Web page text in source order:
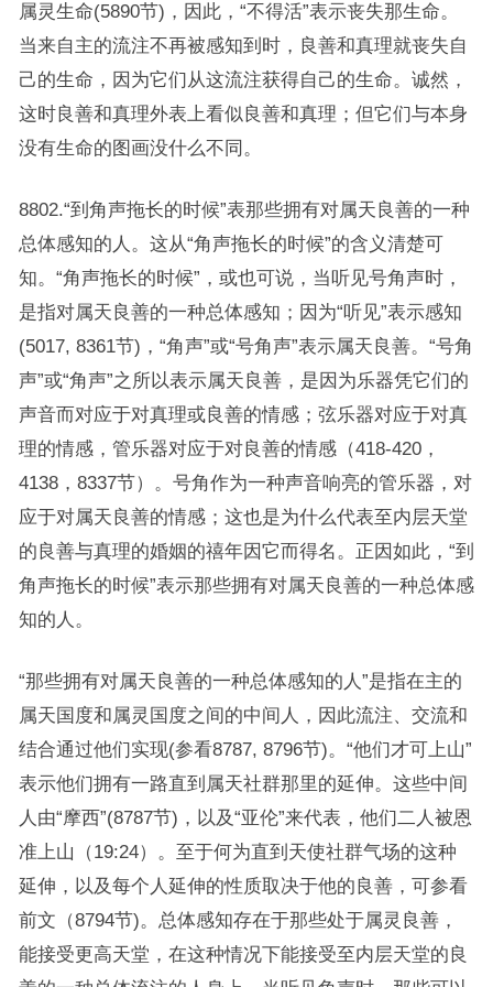
属灵生命(5890节)，因此，“不得活”表示丧失那生命。
当来自主的流注不再被感知到时，良善和真理就丧失自
己的生命，因为它们从这流注获得自己的生命。诚然，
这时良善和真理外表上看似良善和真理；但它们与本身
没有生命的图画没什么不同。
8802.“到角声拖长的时候”表那些拥有对属天良善的一种
总体感知的人。这从“角声拖长的时候”的含义清楚可
知。“角声拖长的时候”，或也可说，当听见号角声时，
是指对属天良善的一种总体感知；因为“听见”表示感知
(5017, 8361节)，“角声”或“号角声”表示属天良善。“号角
声”或“角声”之所以表示属天良善，是因为乐器凭它们的
声音而对应于对真理或良善的情感；弦乐器对应于对真
理的情感，管乐器对应于对良善的情感（418-420，
4138，8337节）。号角作为一种声音响亮的管乐器，对
应于对属天良善的情感；这也是为什么代表至内层天堂
的良善与真理的婚姻的禧年因它而得名。正因如此，“到
角声拖长的时候”表示那些拥有对属天良善的一种总体感
知的人。
“那些拥有对属天良善的一种总体感知的人”是指在主的
属天国度和属灵国度之间的中间人，因此流注、交流和
结合通过他们实现(参看8787, 8796节)。“他们才可上山”
表示他们拥有一路直到属天社群那里的延伸。这些中间
人由“摩西”(8787节)，以及“亚伦”来代表，他们二人被恩
准上山（19:24）。至于何为直到天使社群气场的这种
延伸，以及每个人延伸的性质取决于他的良善，可参看
前文（8794节)。总体感知存在于那些处于属灵良善，
能接受更高天堂，在这种情况下能接受至内层天堂的良